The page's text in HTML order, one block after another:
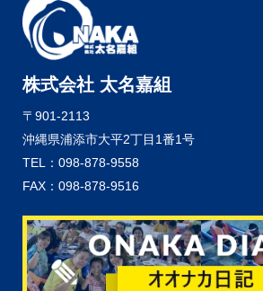
株式会社 太名嘉組
〒901-2113
沖縄県浦添市大平2丁目1番1号
TEL：098-878-9558
FAX：098-878-9516